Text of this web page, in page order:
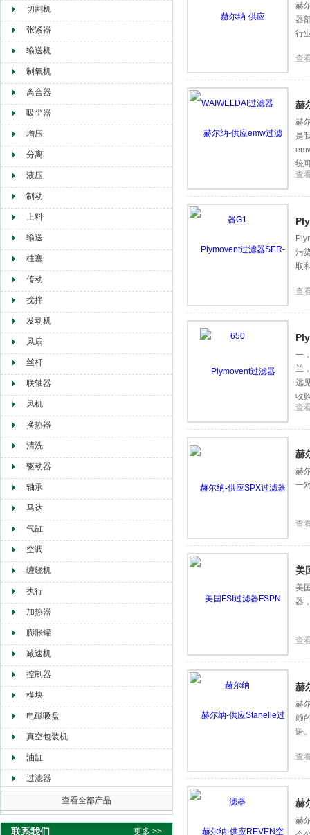
切割机
张紧器
输送机
制氧机
离合器
吸尘器
增压
分离
液压
制动
上料
输送
柱塞
传动
搅拌
发动机
风扇
丝杆
联轴器
风机
换热器
清洗
驱动器
轴承
马达
气缸
空调
缠绕机
执行
加热器
膨胀罐
减速机
控制器
模块
电磁吸盘
真空包装机
油缸
过滤器
查看全部产品
联系我们 更多 >>
赫
器
行
查
赫
赫
是
统
查
污
取
查
一
兰
远
收
查
赫
赫
一
查
美
美
器
查
赫
赫
赖
语
查
赫
赫